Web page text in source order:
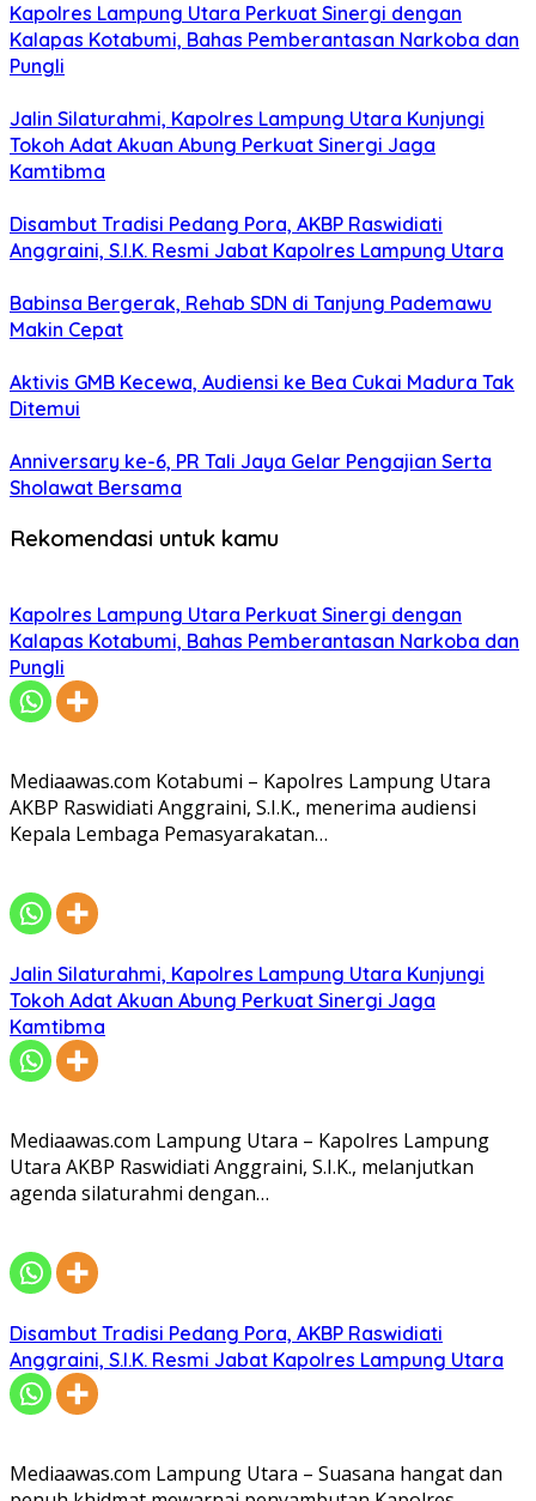
Kapolres Lampung Utara Perkuat Sinergi dengan
Kalapas Kotabumi, Bahas Pemberantasan Narkoba dan
Pungli
Jalin Silaturahmi, Kapolres Lampung Utara Kunjungi
Tokoh Adat Akuan Abung Perkuat Sinergi Jaga
Kamtibma
Disambut Tradisi Pedang Pora, AKBP Raswidiati
Anggraini, S.I.K. Resmi Jabat Kapolres Lampung Utara
Babinsa Bergerak, Rehab SDN di Tanjung Pademawu
Makin Cepat
Aktivis GMB Kecewa, Audiensi ke Bea Cukai Madura Tak
Ditemui
Anniversary ke-6, PR Tali Jaya Gelar Pengajian Serta
Sholawat Bersama
Rekomendasi untuk kamu
Kapolres Lampung Utara Perkuat Sinergi dengan
Kalapas Kotabumi, Bahas Pemberantasan Narkoba dan
Pungli
Mediaawas.com Kotabumi – Kapolres Lampung Utara
AKBP Raswidiati Anggraini, S.I.K., menerima audiensi
Kepala Lembaga Pemasyarakatan…
Jalin Silaturahmi, Kapolres Lampung Utara Kunjungi
Tokoh Adat Akuan Abung Perkuat Sinergi Jaga
Kamtibma
Mediaawas.com Lampung Utara – Kapolres Lampung
Utara AKBP Raswidiati Anggraini, S.I.K., melanjutkan
agenda silaturahmi dengan…
Disambut Tradisi Pedang Pora, AKBP Raswidiati
Anggraini, S.I.K. Resmi Jabat Kapolres Lampung Utara
Mediaawas.com Lampung Utara – Suasana hangat dan